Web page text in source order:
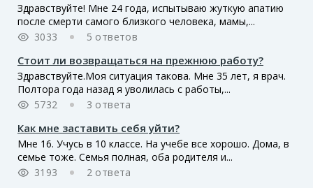
Здравствуйте! Мне 24 года, испытываю жуткую апатию
после смерти самого близкого человека, мамы,...
3033
5 ответов
Стоит ли возвращаться на прежнюю работу?
Здравствуйте.Моя ситуация такова. Мне 35 лет, я врач.
Полтора года назад я уволилась с работы,...
5732
3 ответа
Как мне заставить себя уйти?
Мне 16. Учусь в 10 классе. На учебе все хорошо. Дома, в
семье тоже. Семья полная, оба родителя и...
3193
2 ответа